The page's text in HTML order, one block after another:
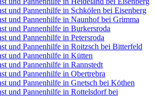
und Pannenhilfe in Schkölen bei Eisenberg
und Pannenhilfe in Naunhof bei Grimma
und Pannenhilfe in Burkersroda
und Pannenhilfe in Petersroda
und Pannenhilfe in Roitzsch bei Bitterfeld
und Pannenhilfe in Kütten
und Pannenhilfe in Rannstedt
und Pannenhilfe in Obertrebra
und Pannenhilfe in Gnetsch bei Köthen
und Pannenhilfe in Rottelsdorf bei